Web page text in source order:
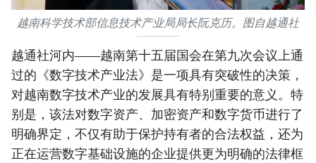
越南科学技术部信息技术产业局局长阮克历。图自越通社
越通社河内——越南第十五届国会在第九次会议上通
过的《数字技术产业法》是一项具有突破性的决策，
对越南数字技术产业的发展具有特别重要的意义。特
别是，该法对数字资产、加密资产和数字货币进行了
明确界定，不仅有助于保护持有者的合法权益，还为
正在运营数字基础设施的企业提供更为明确的法律框